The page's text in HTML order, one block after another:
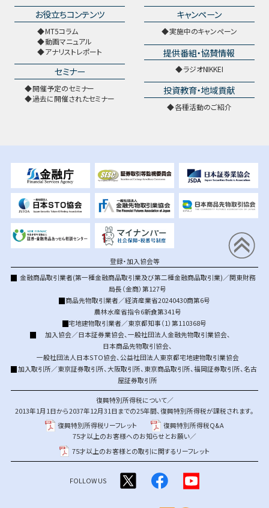
お役立ちコンテンツ
MT5コラム
動画マニュアル
アナリストレポート
セミナー
開催予定のセミナー
過去に開催されたセミナー
キャンペーン
実施中のキャンペーン
提供番組・協賛情報
ラジオNIKKEI
投資教育・地域貢献
各種活動のご紹介
登録・加入協会等
金融商品取引業者(第一種金融商品取引業及び第二種金融商品取引業)／関東財務
局長（金商）第127号
商品先物取引業者／経済産業省20240430商第6号
農林水産省指令6新食第341号
宅地建物取引業者／東京都知事（1）第110368号
加入協会／日本証券業協会、一般社団法人金融先物取引業協会、
日本商品先物取引協会、
一般社団法人日本STO協会、公益社団法人東京都宅地建物取引業協会
加入取引所／東京証券取引所、大阪取引所、 東京商品取引所、福岡証券取引所、名古
屋証券取引所
復興特別所得税について／
2013年1月1日から2037年12月31日までの25年間、復興特別所得税が課税されます。
復興特別所得税リーフレット
復興特別所得税Q&A
75才以上のお客様へのお知らせとお願い／
75才以上のお客様との取引に関するリーフレット
FOLLOW US